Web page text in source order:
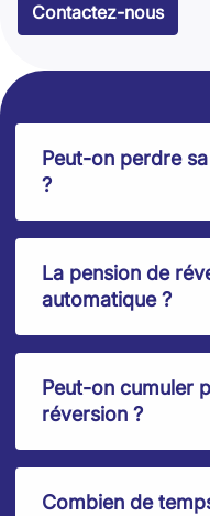
Contactez-nous
Peut-on perdre
?
La pension de
automatique ?
Peut-on cumuler
réversion ?
Combien de